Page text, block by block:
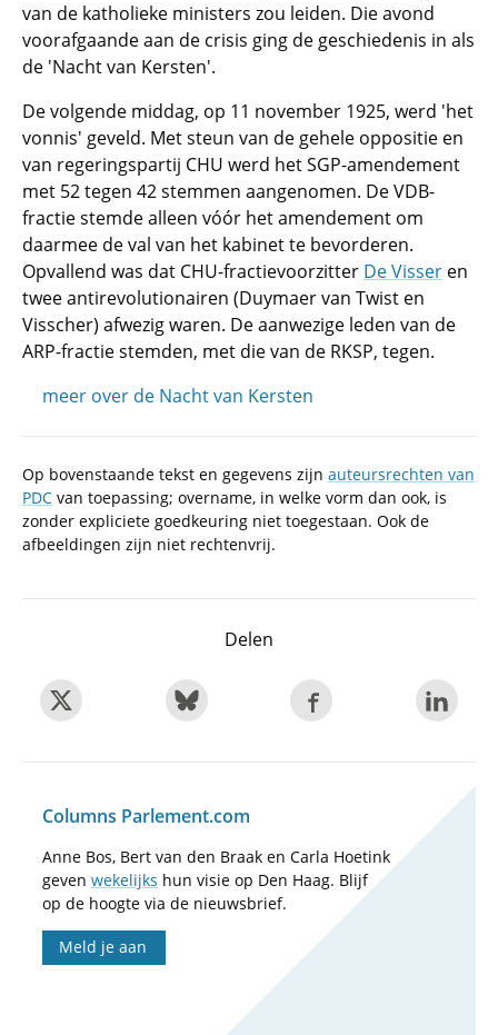
van de katholieke ministers zou leiden. Die avond
voorafgaande aan de crisis ging de geschiedenis in als
de 'Nacht van Kersten'.
De volgende middag, op 11 november 1925, werd 'het
vonnis' geveld. Met steun van de gehele oppositie en
van regeringspartij CHU werd het SGP-amendement
met 52 tegen 42 stemmen aangenomen. De VDB-
fractie stemde alleen vóór het amendement om
daarmee de val van het kabinet te bevorderen.
Opvallend was dat CHU-fractievoorzitter De Visser en
twee antirevolutionairen (Duymaer van Twist en
Visscher) afwezig waren. De aanwezige leden van de
ARP-fractie stemden, met die van de RKSP, tegen.
meer over de Nacht van Kersten
Op bovenstaande tekst en gegevens zijn auteursrechten van
PDC van toepassing; overname, in welke vorm dan ook, is
zonder expliciete goedkeuring niet toegestaan. Ook de
afbeeldingen zijn niet rechtenvrij.
Delen
Columns Parlement.com
Anne Bos, Bert van den Braak en Carla Hoetink
geven wekelijks hun visie op Den Haag. Blijf
op de hoogte via de nieuwsbrief.
Meld je aan